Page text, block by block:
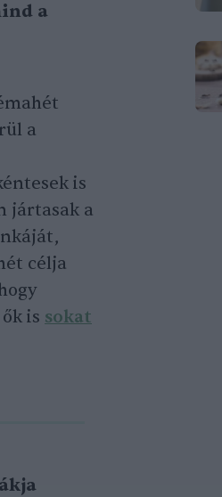
a
a
is
jártasak a
célja
is sokat